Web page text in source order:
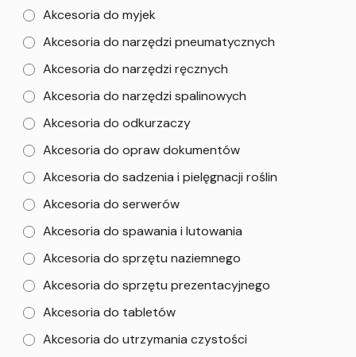
Akcesoria do myjek
Akcesoria do narzędzi pneumatycznych
Akcesoria do narzędzi ręcznych
Akcesoria do narzędzi spalinowych
Akcesoria do odkurzaczy
Akcesoria do opraw dokumentów
Akcesoria do sadzenia i pielęgnacji roślin
Akcesoria do serwerów
Akcesoria do spawania i lutowania
Akcesoria do sprzętu naziemnego
Akcesoria do sprzętu prezentacyjnego
Akcesoria do tabletów
Akcesoria do utrzymania czystości